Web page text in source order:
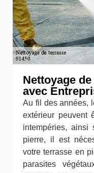
Nettoyage
avec
Au fil des années,
extérieur peuvent
intempéries, ainsi
pierre, il est
votre terrasse en
parasites